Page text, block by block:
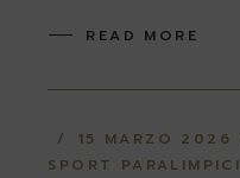
READ MORE
15 MARZO 2026
SPORT PARALIMPICI